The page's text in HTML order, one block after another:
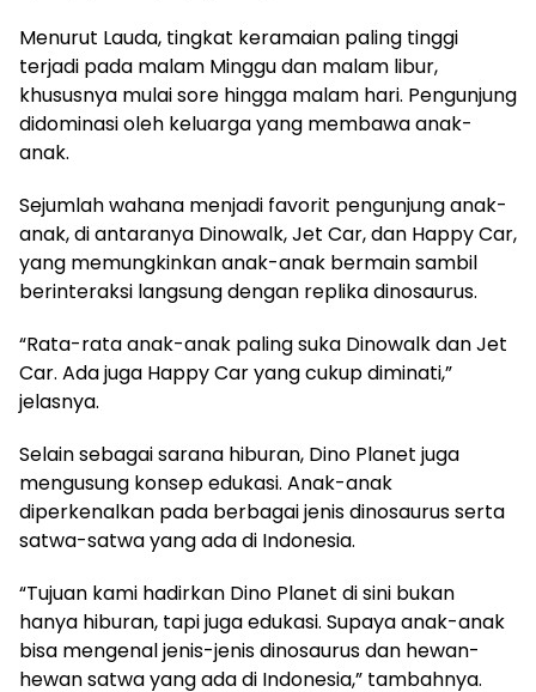
Menurut Lauda, tingkat keramaian paling tinggi
terjadi pada malam Minggu dan malam libur,
khususnya mulai sore hingga malam hari. Pengunjung
didominasi oleh keluarga yang membawa anak-
anak.
Sejumlah wahana menjadi favorit pengunjung anak-
anak, di antaranya Dinowalk, Jet Car, dan Happy Car,
yang memungkinkan anak-anak bermain sambil
berinteraksi langsung dengan replika dinosaurus.
“Rata-rata anak-anak paling suka Dinowalk dan Jet
Car. Ada juga Happy Car yang cukup diminati,”
jelasnya.
Selain sebagai sarana hiburan, Dino Planet juga
mengusung konsep edukasi. Anak-anak
diperkenalkan pada berbagai jenis dinosaurus serta
satwa-satwa yang ada di Indonesia.
“Tujuan kami hadirkan Dino Planet di sini bukan
hanya hiburan, tapi juga edukasi. Supaya anak-anak
bisa mengenal jenis-jenis dinosaurus dan hewan-
hewan satwa yang ada di Indonesia,” tambahnya.